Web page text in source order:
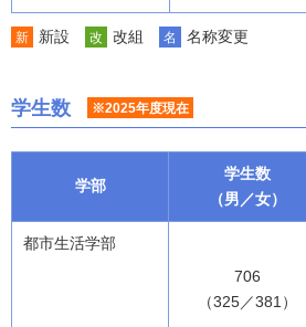
新 新設 改 改組 名 名称変更
学生数 ※2025年度現在
学部
学生数
（男／女）
都市生活学部
706
（325／381）